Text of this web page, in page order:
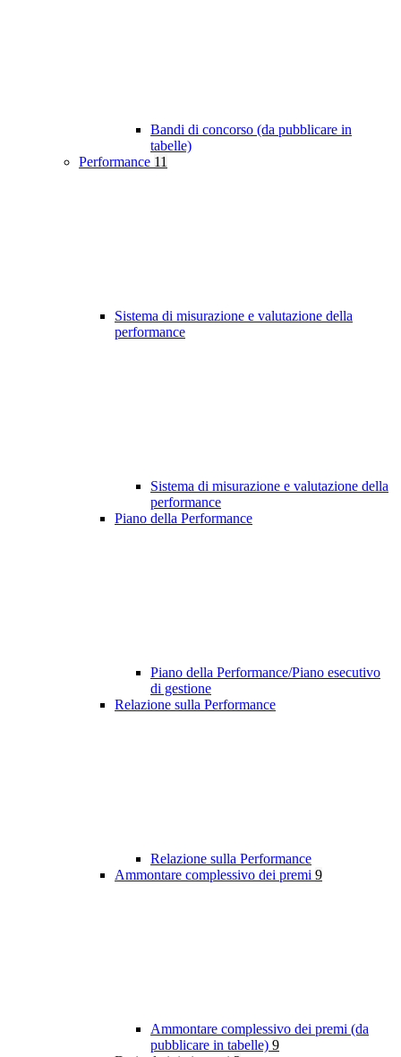
Bandi di concorso (da pubblicare in
tabelle)
Performance 11
Sistema di misurazione e valutazione della
performance
Sistema di misurazione e valutazione della
performance
Piano della Performance
Piano della Performance/Piano esecutivo
di gestione
Relazione sulla Performance
Relazione sulla Performance
Ammontare complessivo dei premi 9
Ammontare complessivo dei premi (da
pubblicare in tabelle) 9